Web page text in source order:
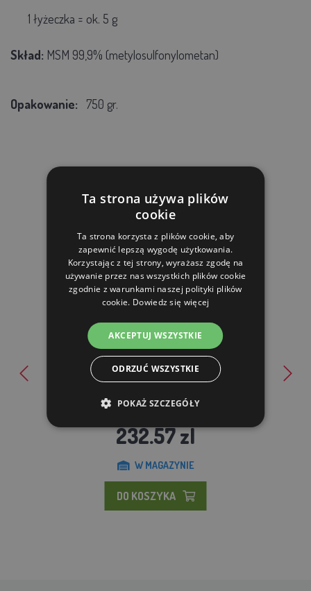
1 łyżeczka = ok. 5 g
Skład: MSM 99,9% (metylosulfonylometan)
Opakowanie: 750 gr.
PRODUKTY POWIĄZANE
DE HEUS - Geloren HA wiśnia 1,35 kg / 90 szt
232.57 zl
W MAGAZYNIE
DO KOSZYKA
Ta strona używa plików
cookie
Ta strona korzysta z plików cookie, aby
zapewnić lepszą wygodę użytkowania.
Korzystając z tej strony, wyrażasz zgodę na
używanie przez nas wszystkich plików cookie
zgodnie z warunkami naszej polityki plików
cookie. Dowiedz się więcej
AKCEPTUJ WSZYSTKIE
ODRZUĆ WSZYSTKIE
POKAŻ SZCZEGÓŁY